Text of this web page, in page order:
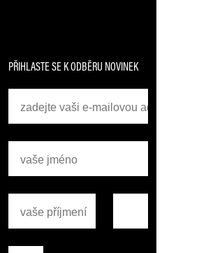
PŘIHLASTE SE K ODBĚRU NOVINEK